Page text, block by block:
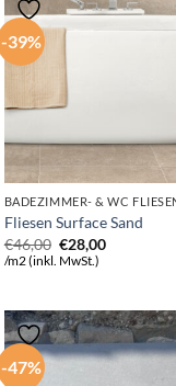
-39%
BADEZIMMER- & WC
Fliesen Surface Sand
€46,00 Ursprünglicher
Preis
€28,00Aktueller
/m2 (inkl. MwSt.)
-47%